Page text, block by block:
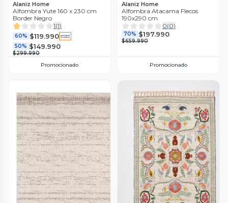
Alaniz Home
Alfombra Yute 160 x 230 cm
Border Negro
1(1)
60% $119.990
50% $149.990
$299.990
Promocionado
Alaniz Home
Alfombra Atacama Flecos
190x290 cm
0(0)
70% $197.990
$659.990
Promocionado